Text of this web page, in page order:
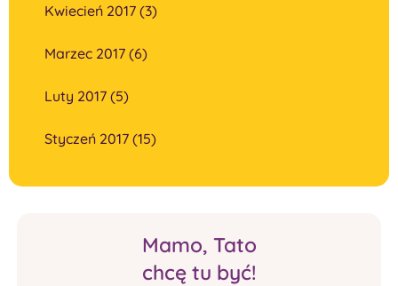
Kwiecień 2017 (3)
Marzec 2017 (6)
Luty 2017 (5)
Styczeń 2017 (15)
Mamo, Tato
chcę tu być!